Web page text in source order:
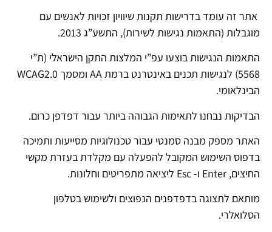
אתר זה עומד בדרישות תקנות שיוויון זכויות לאנשים עם
מוגבלות (התאמות נגישות לשירות), התשע”ג 2013.
התאמות הנגישות בוצעו עפ”י המלצות התקן הישראלי (ת”י
5568) לנגישות תכנים באינטרנט ברמת AA ומסמך WCAG2.0
הבינלאומי.
הבדיקות נבחנו לתאימות הגבוהה ביותר עבור דפדפן כרום.
האתר מספק מבנה סמנטי עבור טכנולוגיות מסייעות ותמיכה
בדפוס השימוש המקובל להפעלה עם מקלדת בעזרת מקשי
החיצים, Enter ו- Esc ליציאה מתפריטים וחלונות.
מותאם לתצוגה בדפדפנים הנפוצים ולשימוש בטלפון
הסלואלרי.